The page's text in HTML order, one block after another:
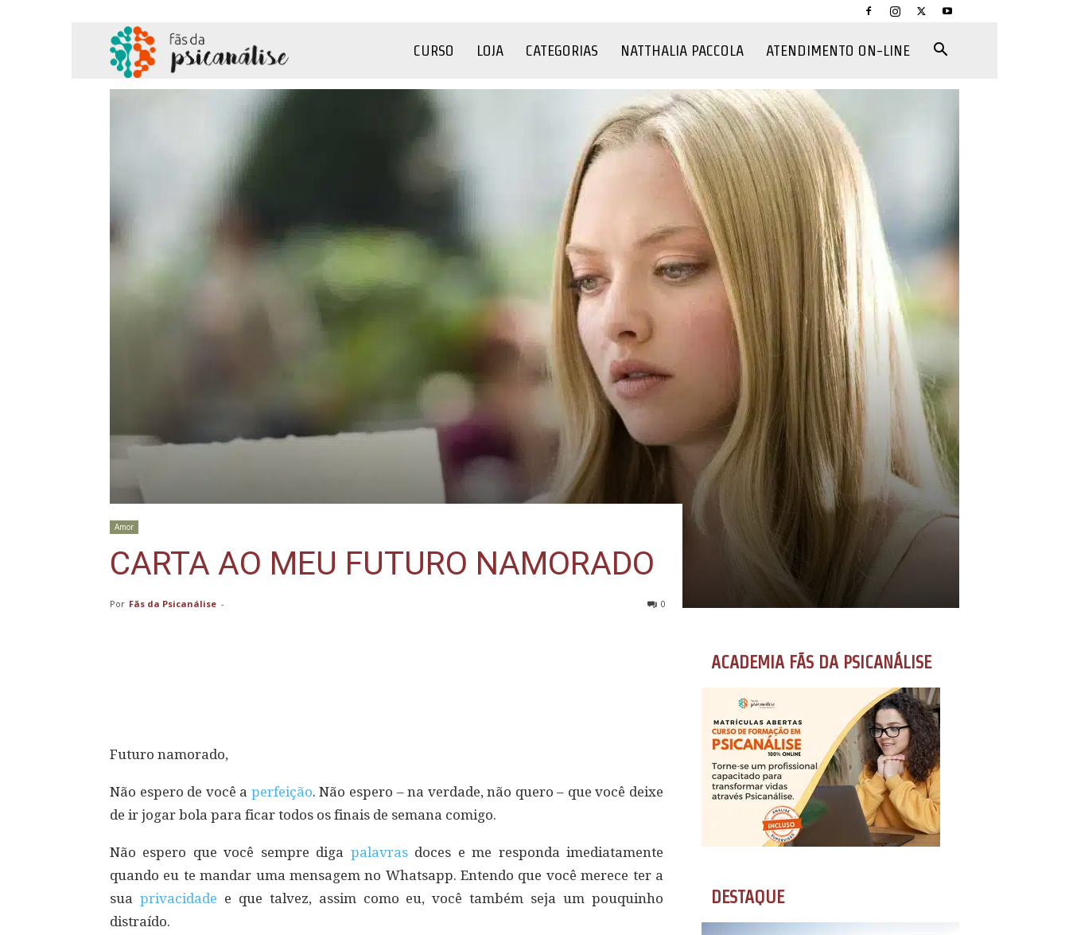
CURSO LOJA CATEGORIAS NATTHALIA PACCOLA ATENDIMENTO ON-LINE
Amor
CARTA AO MEU FUTURO NAMORADO
Por Fãs da Psicanálise - 0
Futuro namorado,
Não espero de você a perfeição. Não espero – na verdade, não quero – que você deixe
de ir jogar bola para ficar todos os finais de semana comigo.
Não espero que você sempre diga palavrasdoces e me responda imediatamente
quando eu te mandar uma mensagem no Whatsapp. Entendo que você merece ter a
sua privacidade e que talvez, assim como eu, você também seja um pouquinho
distraído.
ACADEMIA FÃS DA PSICANÁLISE
DESTAQUE